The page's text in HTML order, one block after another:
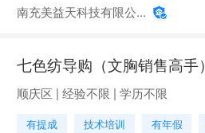
南充美益天科技有限公...
七色纺导购（文胸销售高手）
顺庆区 | 经验不限 | 学历不限
有提成 技术培训 有年假